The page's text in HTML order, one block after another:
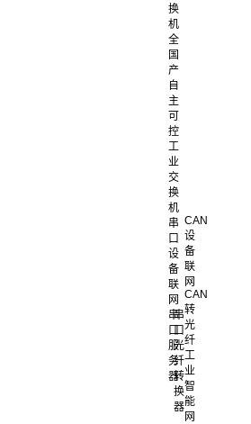
换
机
全
国
产
自
主
可
控
工
业
交
换
机
串
口
设
备
联
网
串
口
服
务
器
串
口
光
纤
转
换
器
CAN
设
备
联
网
CAN
转
光
纤
工
业
智
能
网